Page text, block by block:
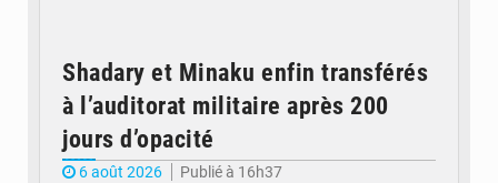
Shadary et Minaku enfin transférés
à l’auditorat militaire après 200
jours d’opacité
6 août 2026
Publié à 16h37